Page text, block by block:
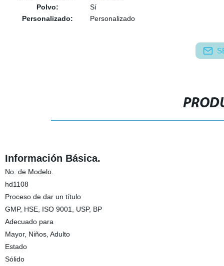
Polvo:
Sí
Personalizado:
Personalizado
Información Básica.
No. de Modelo.
hd1108
Proceso de dar un título
GMP, HSE, ISO 9001, USP, BP
Adecuado para
Mayor, Niños, Adulto
Estado
Sólido